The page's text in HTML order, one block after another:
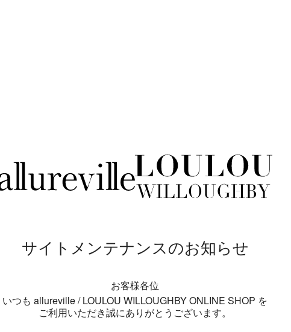
サイトメンテナンスのお知らせ
お客様各位
いつも allureville / LOULOU WILLOUGHBY ONLINE SHOP を
ご利用いただき誠にありがとうございます。